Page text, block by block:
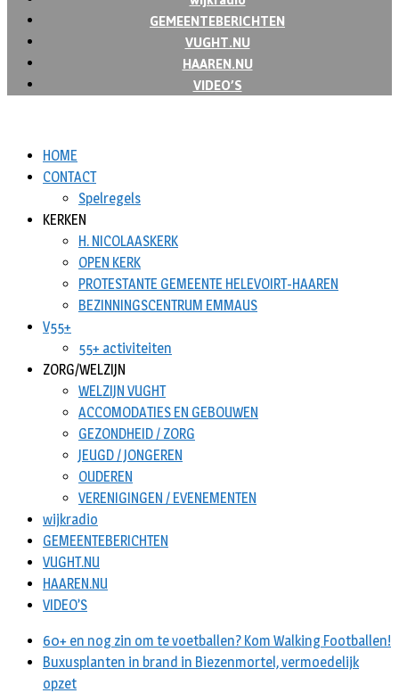
GEMEENTEBERICHTEN
VUGHT.NU
HAAREN.NU
VIDEO’S
HOME
CONTACT
Spelregels
KERKEN
H. NICOLAASKERK
OPEN KERK
PROTESTANTE GEMEENTE HELEVOIRT-HAAREN
BEZINNINGSCENTRUM EMMAUS
V55+
55+ activiteiten
ZORG/WELZIJN
WELZIJN VUGHT
ACCOMODATIES EN GEBOUWEN
GEZONDHEID / ZORG
JEUGD / JONGEREN
OUDEREN
VERENIGINGEN / EVENEMENTEN
wijkradio
GEMEENTEBERICHTEN
VUGHT.NU
HAAREN.NU
VIDEO’S
60+ en nog zin om te voetballen? Kom Walking Footballen!
Buxusplanten in brand in Biezenmortel, vermoedelijk
opzet